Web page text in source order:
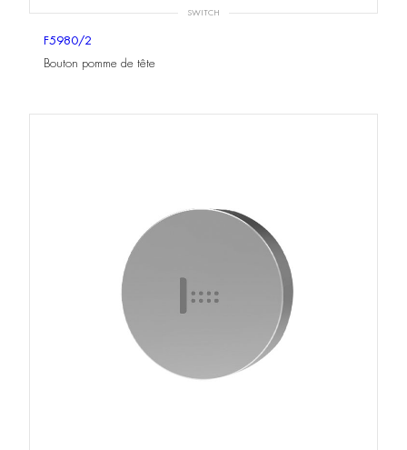
SWITCH
F5980/2
Bouton pomme de tête